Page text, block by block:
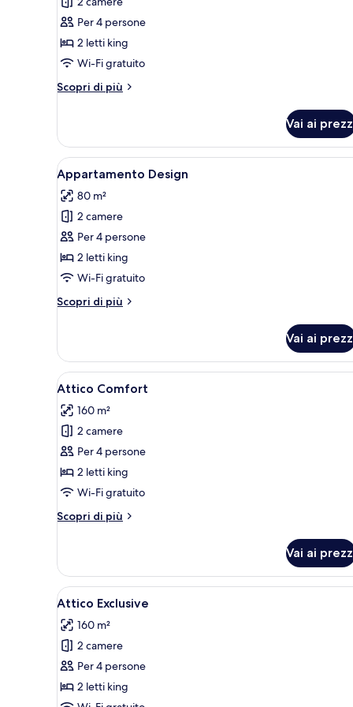
foto
per
Appartamento
Design
Per 4 persone
2 letti king
Wi-Fi gratuito
Scopri di più
Altri
Design
Vai ai
Apri
tutte
le
foto
per
Appartamento
Design
Un soggiorno moderno con
35
Appartamento Design
80 m²
2 camere
Per 4 persone
2 letti king
Wi-Fi gratuito
Scopri di più
Altri
Design
Vai ai
Apri
tutte
le
foto
per
Attico
Comfort
Un soggiorno moderno con
30
Attico Comfort
160 m²
2 camere
Per 4 persone
2 letti king
Wi-Fi gratuito
Scopri di più
Altri
Comfort
Vai ai
Apri
tutte
le
foto
per
Attico
Exclusive
Un soggiorno moderno con
36
Attico Exclusive
160 m²
2 camere
Per 4 persone
2 letti king